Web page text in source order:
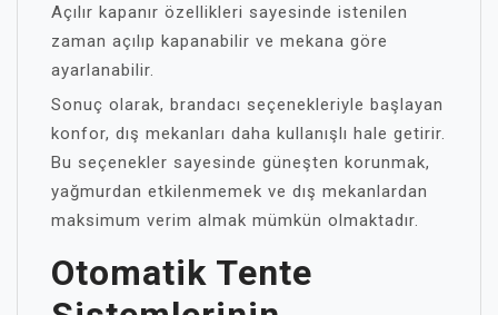
Açılır kapanır özellikleri sayesinde istenilen
zaman açılıp kapanabilir ve mekana göre
ayarlanabilir.
Sonuç olarak, brandacı seçenekleriyle başlayan
konfor, dış mekanları daha kullanışlı hale getirir.
Bu seçenekler sayesinde güneşten korunmak,
yağmurdan etkilenmemek ve dış mekanlardan
maksimum verim almak mümkün olmaktadır.
Otomatik Tente